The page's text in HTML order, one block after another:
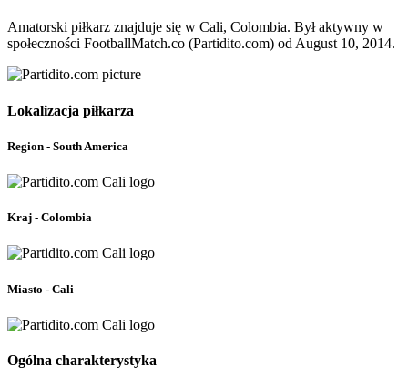
Amatorski piłkarz znajduje się w Cali, Colombia. Był aktywny w
społeczności FootballMatch.co (Partidito.com) od August 10, 2014.
Lokalizacja piłkarza
Region - South America
Kraj - Colombia
Miasto - Cali
Ogólna charakterystyka